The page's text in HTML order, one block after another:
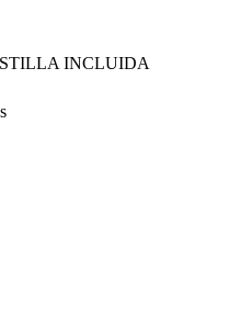
INCLUIDA